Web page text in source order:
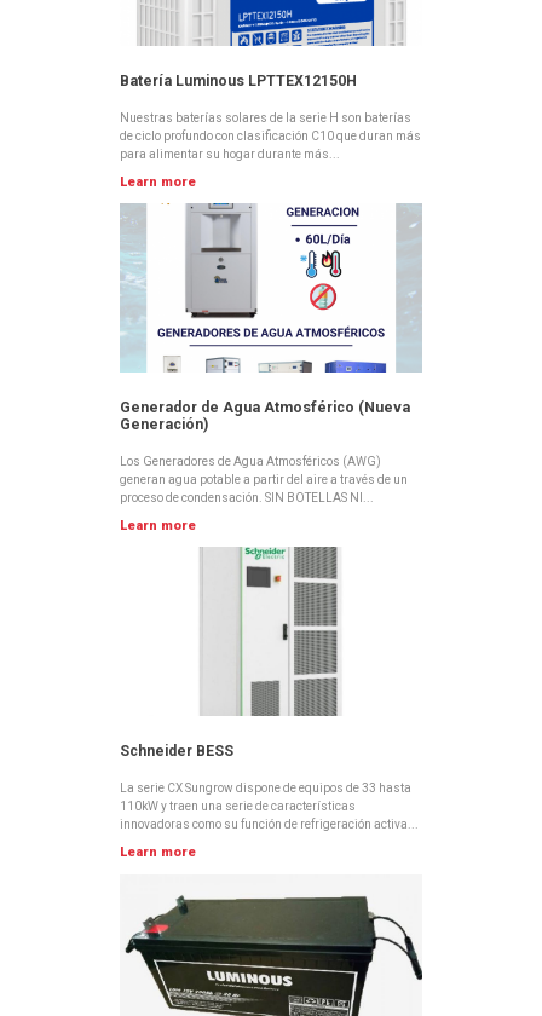
Batería Luminous LPTTEX12150H
Nuestras baterías solares de la serie H son baterías
de ciclo profundo con clasificación C10 que duran más
para alimentar su hogar durante más...
Learn more
Generador de Agua Atmosférico (Nueva
Generación)
Los Generadores de Agua Atmosféricos (AWG)
generan agua potable a partir del aire a través de un
proceso de condensación. SIN BOTELLAS NI...
Learn more
Schneider BESS
La serie CX Sungrow dispone de equipos de 33 hasta
110kW y traen una serie de características
innovadoras como su función de refrigeración activa...
Learn more